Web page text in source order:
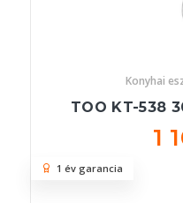
Konyhai
TOO KT-538
1
1 év garancia